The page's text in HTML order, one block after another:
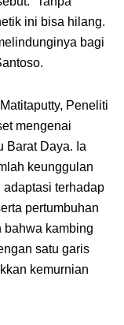
ini bisa hilang.
bagi
Peneliti
mengenai
Barat Daya. Ia
keunggulan
terhadap
pertumbuhan
bahwa kambing
satu garis
kemurnian